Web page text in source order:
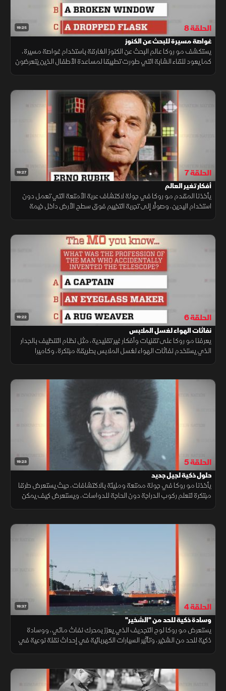
19:25 الحلقة 8
غواصة مسيرة للبحث عن الكنوز
يستكشف مو روكا عالم البحث عن الكنوز الغارقة باستخدام غواصة مسيرة،
كما يعود للقاء الشابة التي طورت تطبيقا لمساعدة الأطفال الذين يتعرضون
19:27 الحلقة 7
أفكار تغير العالم
يأخذنا المقدم مو روكا في جولة لاكتشاف عربة الأمتعة التي تعمل دون
استخدام اليدين، وصولًا إلى تجربة التخييم فوق سطح الأرض داخل خيمة
19:22 الحلقة 6
نفاثات الهواء لغسل الملابس
يعرفنا مو روكا على تقنيات وأفكار غير تقليدية، مثل نظام التنظيف بالجدار
الذي يستخدم نفاثات الهواء لغسل الملابس بطريقة مبتكرة، وكاميرا
19:23 الحلقة 5
حلول ذكية لجيل جديد
يأخذنا مو روكا في جولة ممتعة ومليئة بالاكتشافات، حيث يستعرض طرقا
مبتكرة لتعلم ركوب الدراجة دون الحاجة للدواسات، ويستعرض كيف يمكن
19:37 الحلقة 4
وسادة ذكية للحد من "الشخير"
يستعرض مو روكا لوح التجديف الذي يعزز بمحرك نفاث مائي، ووسادة
ذكية للحد من الشخير، وتأثير السيارات الكهربائية في إحداث نقلة نوعية في